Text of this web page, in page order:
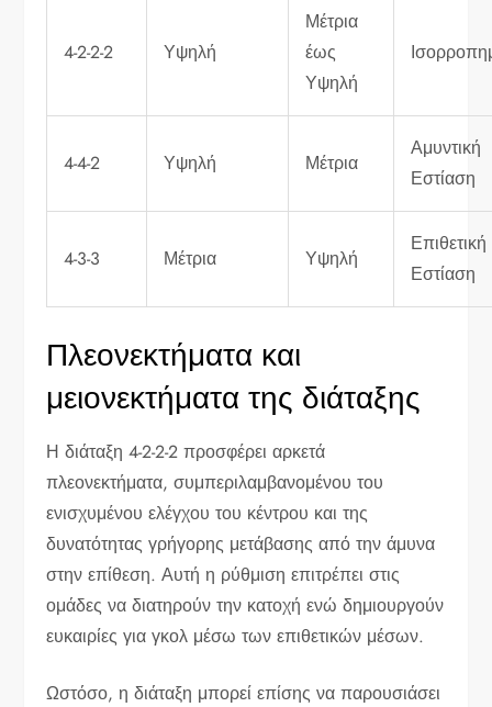
4-2-2-2 Υψηλή
Μέτρια
έως
Υψηλή
4-4-2 Υψηλή Μέτρια
Αμυντική
Εστίαση
4-3-3 Μέτρια Υψηλή
Επιθετική
Εστίαση
Πλεονεκτήματα και
μειονεκτήματα της διάταξης
Η διάταξη 4-2-2-2 προσφέρει αρκετά
πλεονεκτήματα, συμπεριλαμβανομένου του
ενισχυμένου ελέγχου του κέντρου και της
δυνατότητας γρήγορης μετάβασης από την άμυνα
στην επίθεση. Αυτή η ρύθμιση επιτρέπει στις
ομάδες να διατηρούν την κατοχή ενώ δημιουργούν
ευκαιρίες για γκολ μέσω των επιθετικών μέσων.
Ωστόσο, η διάταξη μπορεί επίσης να παρουσιάσει